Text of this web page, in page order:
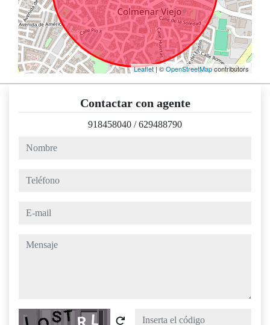
Leaflet| ©OpenStreetMapcontributors
Contactar con agente
918458040 /629488790
nombre
teléfono
e-mail
mensaje
Captcha